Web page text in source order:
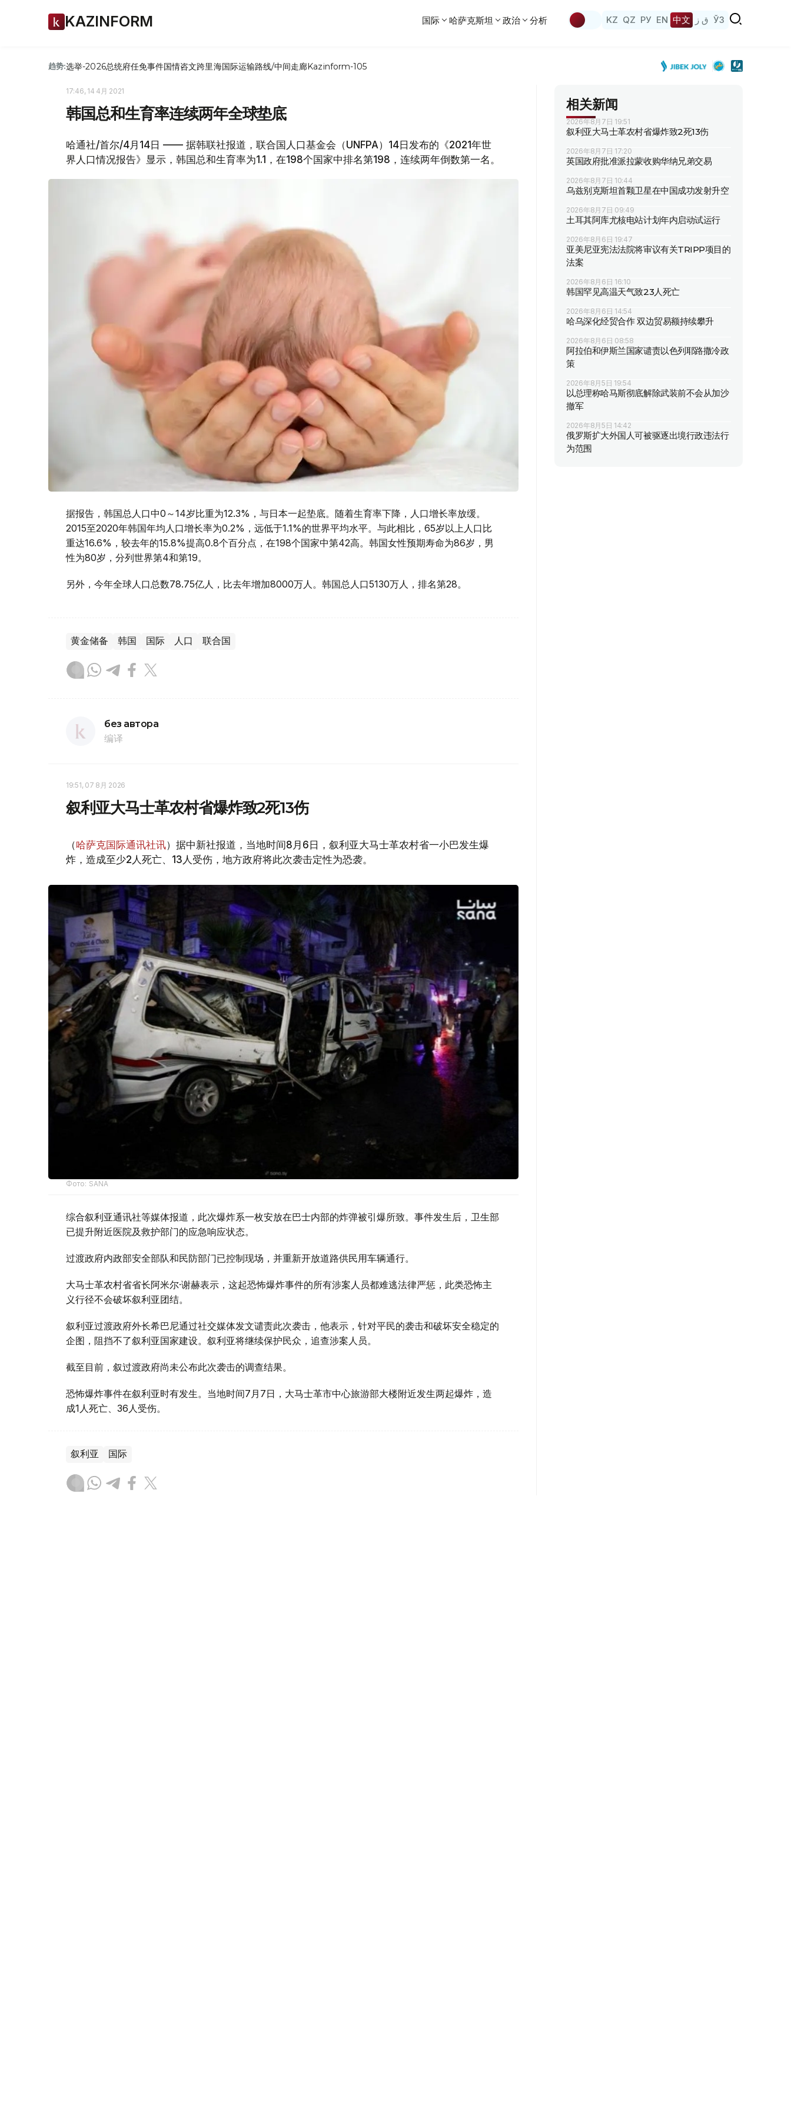
KAZINFORM 国际 哈萨克斯坦 政治 分析 KZ QZ РУ EN 中文 ق ز ЎЗ
趋势:选举-2026总统府任免事件国情咨文跨里海国际运输路线/中间走廊Kazinform-105
17:46, 14 4月 2021
韩国总和生育率连续两年全球垫底
哈通社/首尔/4月14日 —— 据韩联社报道，联合国人口基金会（UNFPA）14日发布的《2021年世
界人口情况报告》显示，韩国总和生育率为1.1，在198个国家中排名第198，连续两年倒数第一名。
据报告，韩国总人口中0～14岁比重为12.3%，与日本一起垫底。随着生育率下降，人口增长率放缓。
2015至2020年韩国年均人口增长率为0.2%，远低于1.1%的世界平均水平。与此相比，65岁以上人口比
重达16.6%，较去年的15.8%提高0.8个百分点，在198个国家中第42高。韩国女性预期寿命为86岁，男
性为80岁，分列世界第4和第19。
另外，今年全球人口总数78.75亿人，比去年增加8000万人。韩国总人口5130万人，排名第28。
黄金储备 韩国 国际 人口 联合国
без автора
编译
19:51, 07 8月 2026
叙利亚大马士革农村省爆炸致2死13伤
（哈萨克国际通讯社讯）据中新社报道，当地时间8月6日，叙利亚大马士革农村省一小巴发生爆
炸，造成至少2人死亡、13人受伤，地方政府将此次袭击定性为恐袭。
Фото: SANA
综合叙利亚通讯社等媒体报道，此次爆炸系一枚安放在巴士内部的炸弹被引爆所致。事件发生后，卫生部
已提升附近医院及救护部门的应急响应状态。
过渡政府内政部安全部队和民防部门已控制现场，并重新开放道路供民用车辆通行。
大马士革农村省省长阿米尔·谢赫表示，这起恐怖爆炸事件的所有涉案人员都难逃法律严惩，此类恐怖主
义行径不会破坏叙利亚团结。
叙利亚过渡政府外长希巴尼通过社交媒体发文谴责此次袭击，他表示，针对平民的袭击和破坏安全稳定的
企图，阻挡不了叙利亚国家建设。叙利亚将继续保护民众，追查涉案人员。
截至目前，叙过渡政府尚未公布此次袭击的调查结果。
恐怖爆炸事件在叙利亚时有发生。当地时间7月7日，大马士革市中心旅游部大楼附近发生两起爆炸，造
成1人死亡、36人受伤。
叙利亚 国际
相关新闻
2026年8月7日 19:51
叙利亚大马士革农村省爆炸致2死13伤
2026年8月7日 17:20
英国政府批准派拉蒙收购华纳兄弟交易
2026年8月7日 10:44
乌兹别克斯坦首颗卫星在中国成功发射升空
2026年8月7日 09:49
土耳其阿库尤核电站计划年内启动试运行
2026年8月6日 19:47
亚美尼亚宪法法院将审议有关TRIPP项目的
法案
2026年8月6日 16:10
韩国罕见高温天气致23人死亡
2026年8月6日 14:54
哈乌深化经贸合作 双边贸易额持续攀升
2026年8月6日 08:58
阿拉伯和伊斯兰国家谴责以色列耶路撒冷政
策
2026年8月5日 19:54
以总理称哈马斯彻底解除武装前不会从加沙
撤军
2026年8月5日 14:42
俄罗斯扩大外国人可被驱逐出境行政违法行
为范围